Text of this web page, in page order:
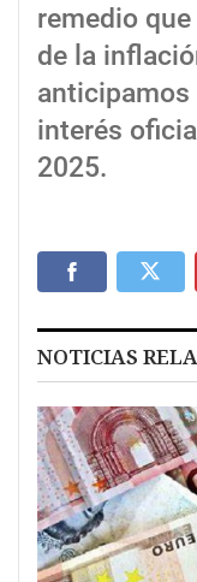
remedio
de la
interés
2025.
NOTICIAS